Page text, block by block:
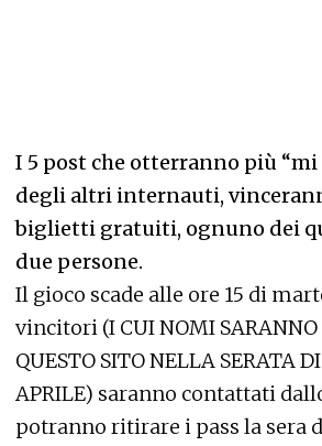
I 5 post che otterranno più “mi
degli altri internauti,
biglietti gratuiti, ognuno dei
due persone.
Il gioco scade alle ore 15 di
vincitori (I CUI NOMI SARANNO
QUESTO SITO NELLA SERATA
APRILE) saranno contattati
potranno ritirare i pass la sera